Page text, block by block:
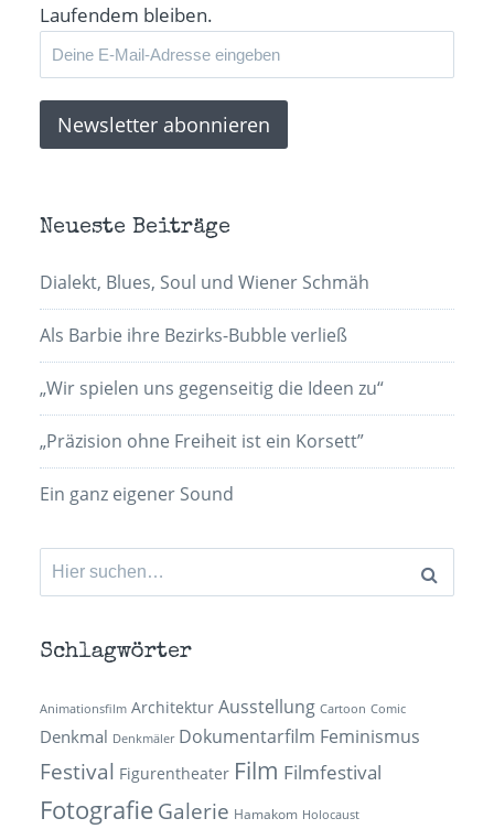
Laufendem bleiben.
Neueste Beiträge
Dialekt, Blues, Soul und Wiener Schmäh
Als Barbie ihre Bezirks-Bubble verließ
„Wir spielen uns gegenseitig die Ideen zu“
„Präzision ohne Freiheit ist ein Korsett”
Ein ganz eigener Sound
Suchen
nach:
Schlagwörter
Animationsfilm Architektur Ausstellung Cartoon Comic
Denkmal Denkmäler Dokumentarfilm Feminismus
Festival Figurentheater Film Filmfestival
Fotografie Galerie Hamakom Holocaust